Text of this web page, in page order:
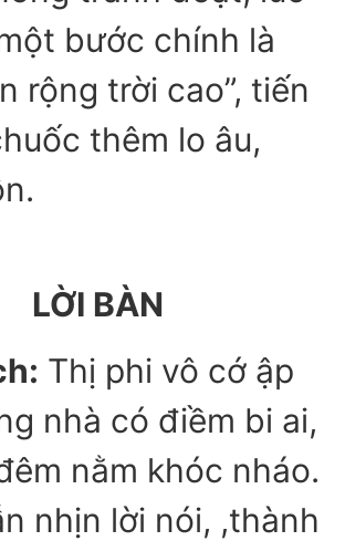
bước chính là
rộng trời cao”, tiến
thêm lo âu,
LỜI BÀN
Thị phi vô cớ ập
nhà có điềm bi ai,
nằm khóc nháo.
nhịn lời nói, ,thành